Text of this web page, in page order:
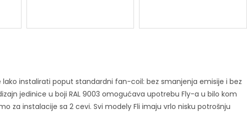
instalirati poput standardni fan-coil: bez smanjenja emisije i bez
jedinice u boji RAL 9003 omogućava upotrebu Fly-a u bilo kom
za instalacije sa 2 cevi. Svi modely Fli imaju vrlo nisku potrošnju